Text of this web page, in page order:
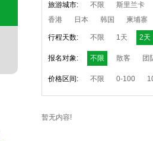
旅游城市: 不限
斯里兰卡
香港
日本 韩国 柬埔寨
行程天数: 不限 1天 2天
报名对象: 不限 散客 团
价格区间: 不限 0-100
暂无内容!